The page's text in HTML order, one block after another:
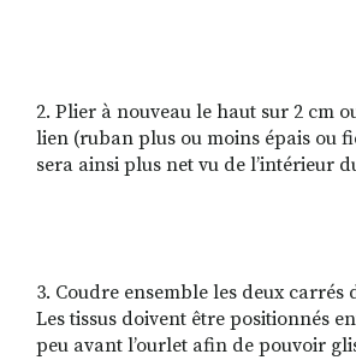
2. Plier à nouveau le haut sur 2 cm
lien (ruban plus ou moins épais ou
sera ainsi plus net vu de l’intérieur
3. Coudre ensemble les deux
Les tissus doivent être positionnés
peu avant l’ourlet afin de pouvoir